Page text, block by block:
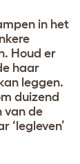
in het
Houd er
haar
leggen.
duizend
van de
‘legleven’